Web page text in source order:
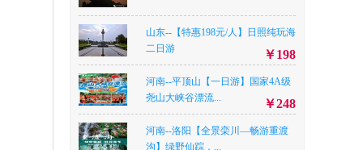
山东--泰山观日出一日游 ￥168
河南--平顶山【一日游】国家4A级
尧山大峡谷漂流...
￥248
山东--【特惠198元/人】日照纯玩海
二日游
山东--【特惠198元/人】日照纯玩海
二日游
￥198
河南--平顶山【一日游】国家4A级
尧山大峡谷漂流...
￥248
河南--洛阳【全景栾川—畅游重渡
沟】绿野仙踪，...